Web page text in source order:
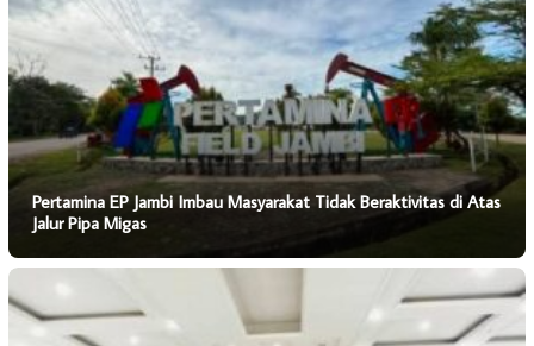
Pertamina EP Jambi Imbau Masyarakat Tidak Beraktivitas di Atas
Jalur Pipa Migas